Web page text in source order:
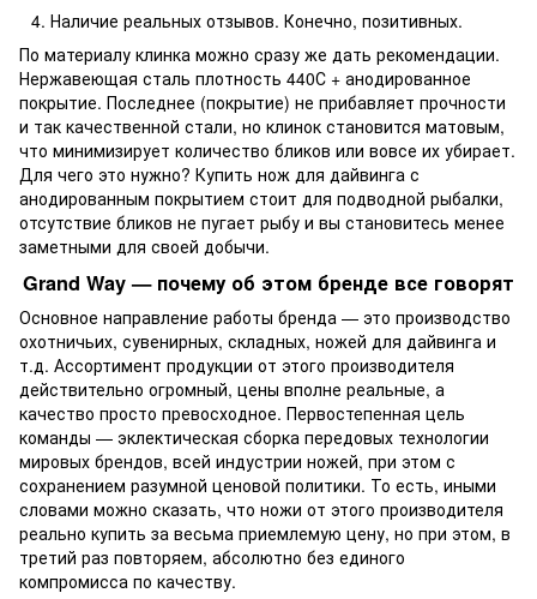
Наличие реальных отзывов. Конечно, позитивных.
По материалу клинка можно сразу же дать рекомендации.
Нержавеющая сталь плотность 440С + анодированное
покрытие. Последнее (покрытие) не прибавляет прочности
и так качественной стали, но клинок становится матовым,
что минимизирует количество бликов или вовсе их убирает.
Для чего это нужно? Купить нож для дайвинга с
анодированным покрытием стоит для подводной рыбалки,
отсутствие бликов не пугает рыбу и вы становитесь менее
заметными для своей добычи.
Grand Way — почему об этом бренде все говорят
Основное направление работы бренда — это производство
охотничьих, сувенирных, складных, ножей для дайвинга и
т.д. Ассортимент продукции от этого производителя
действительно огромный, цены вполне реальные, а
качество просто превосходное. Первостепенная цель
команды — эклектическая сборка передовых технологии
мировых брендов, всей индустрии ножей, при этом с
сохранением разумной ценовой политики. То есть, иными
словами можно сказать, что ножи от этого производителя
реально купить за весьма приемлемую цену, но при этом, в
третий раз повторяем, абсолютно без единого
компромисса по качеству.